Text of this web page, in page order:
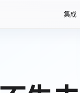
集成